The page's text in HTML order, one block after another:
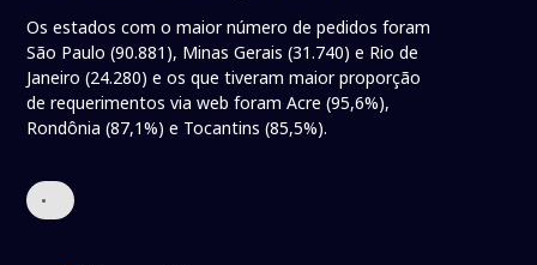
Os estados com o maior número de pedidos foram
São Paulo (90.881), Minas Gerais (31.740) e Rio de
Janeiro (24.280) e os que tiveram maior proporção
de requerimentos via web foram Acre (95,6%),
Rondônia (87,1%) e Tocantins (85,5%).
•